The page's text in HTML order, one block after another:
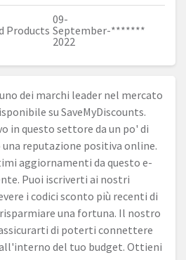
Products
09-
September-
2022
*******
dei marchi leader nel mercato
su SaveMyDiscounts.
in questo settore da un po' di
reputazione positiva online.
aggiornamenti da questo e-
Puoi iscriverti ai nostri
i codici sconto più recenti di
una fortuna. Il nostro
di poterti connettere
del tuo budget. Ottieni